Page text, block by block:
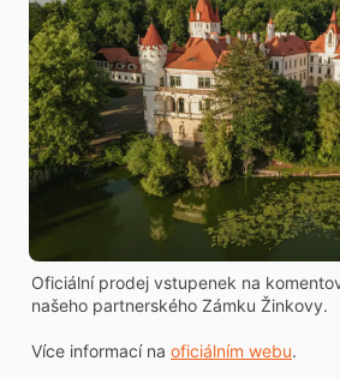
Oficiální prodej vstupenek na
našeho partnerského Zámku Žinkovy.
Více informací na oficiálním webu.